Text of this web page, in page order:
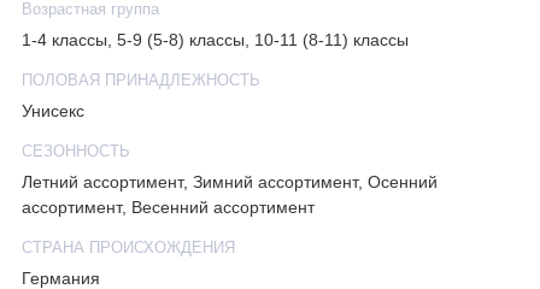
Возрастная группа
1-4 классы, 5-9 (5-8) классы, 10-11 (8-11) классы
ПОЛОВАЯ ПРИНАДЛЕЖНОСТЬ
Унисекс
СЕЗОННОСТЬ
Летний ассортимент, Зимний ассортимент, Осенний
ассортимент, Весенний ассортимент
СТРАНА ПРОИСХОЖДЕНИЯ
Германия